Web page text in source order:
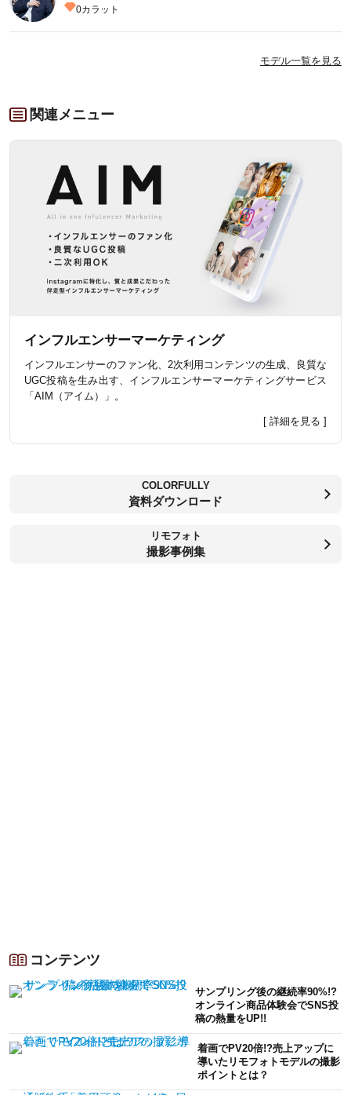
0カラット
モデル一覧を見る
関連メニュー
インフルエンサーマーケティング
インフルエンサーのファン化、2次利用コンテンツの生成、良質な
UGC投稿を生み出す、インフルエンサーマーケティングサービス
「AIM（アイム）」。
[ 詳細を見る ]
COLORFULLY
資料ダウンロード
リモフォト
撮影事例集
コンテンツ
サンプリング後の継続率90%!?
オンライン商品体験会でSNS投
稿の熱量をUP!!
着画でPV20倍!?売上アップに
導いたリモフォトモデルの撮影
ポイントとは？